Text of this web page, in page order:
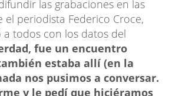
las grabaciones en las
el periodista Federico Croce,
todos con los datos del
fue un encuentro
estaba allí (en la
nos pusimos a conversar.
y le pedí que hiciéramos